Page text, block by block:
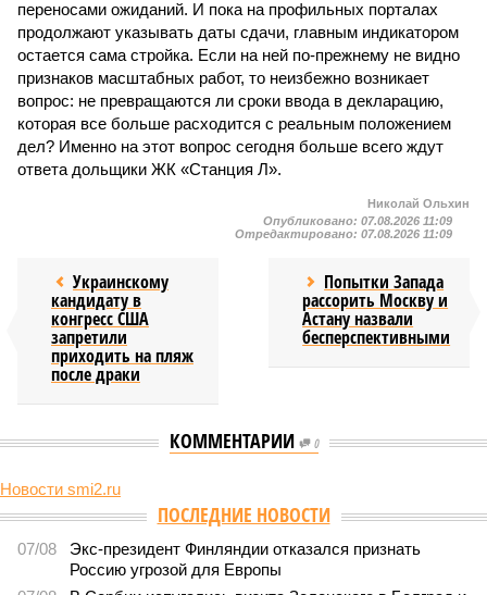
переносами ожиданий. И пока на профильных порталах
продолжают указывать даты сдачи, главным индикатором
остается сама стройка. Если на ней по-прежнему не видно
признаков масштабных работ, то неизбежно возникает
вопрос: не превращаются ли сроки ввода в декларацию,
которая все больше расходится с реальным положением
дел? Именно на этот вопрос сегодня больше всего ждут
ответа дольщики ЖК «Станция Л».
Николай Ольхин
Опубликовано: 07.08.2026 11:09
Отредактировано: 07.08.2026 11:09
Украинскому
кандидату в
конгресс США
запретили
приходить на пляж
после драки
Попытки Запада
рассорить Москву и
Астану назвали
бесперспективными
КОММЕНТАРИИ 0
Новости smi2.ru
Земля уже не раз показывала человечеству свой
крутой нрав – когда покажет снова?
Последние времена